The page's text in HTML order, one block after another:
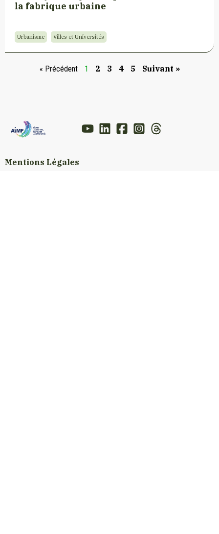
la fabrique urbaine
Urbanisme Villes et Universités
« Précédent 1 2 3 4 5 Suivant »
Mentions Légales